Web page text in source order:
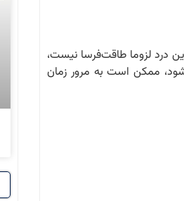
درد لزوما طاقت‌فرسا نیست،
ممکن است به مرور زمان